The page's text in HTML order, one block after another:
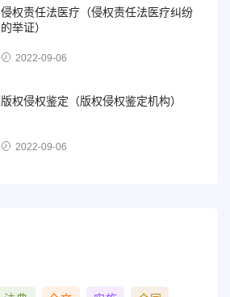
侵权责任法医疗（侵权责任法医疗纠纷
的举证）
2022-09-06
版权侵权鉴定（版权侵权鉴定机构）
2022-09-06